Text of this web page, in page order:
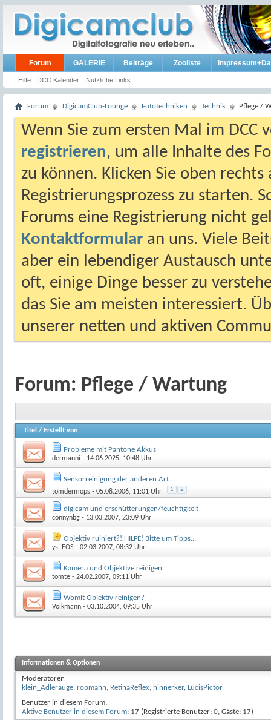
Forum
Hilfe DCC Kalender Nützliche Links
GALERIE Beiträge Zooliste
Forum DigicamClub-Lounge Fototechniken Technik Pflege /
Wenn Sie zum ersten Mal im DCC
registrieren, um alle Inhalte des
zu können. Klicken Sie oben
Registrierungsprozess zu starten.
Forums eine Registrierung nicht
Kontaktformular an uns. Viele
aber ein lebendiger Austausch
oft, einige Dinge besser zu
das Sie am meisten interessiert.
unserer netten und aktiven
Forum: Pflege / Wartung
Titel / Erstellt von
Probleme mit Pantone Akkus
dermanni - 14.06.2025, 10:48 Uhr
Sensorreinigung der anderen Art
tomdermops - 05.08.2006, 11:01 Uhr 1 2
digicam und erschütterungen/feuchtigkeit
connynbg - 13.03.2007, 23:09 Uhr
Objektiv ruiniert?! HILFE! Bitte um Tipps...
ys_EOS - 02.03.2007, 08:32 Uhr
Kamera und Objektive reinigen
tomte - 24.02.2007, 09:11 Uhr
Womit Objektiv reinigen?
Volkmann - 03.10.2004, 09:35 Uhr
Informationen & Optionen
Moderatoren
klein_Adlerauge, ropmann, RetinaReflex, hinnerker, LucisPictor
Benutzer in diesem Forum:
Aktive Benutzer in diesem Forum: 17 (Registrierte Benutzer: 0, Gäste: 17)